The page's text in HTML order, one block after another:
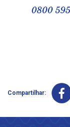
Compartilhar: